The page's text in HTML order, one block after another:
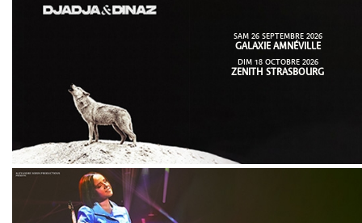
SAM 26 SEPTEMBRE 2026
GALAXIE AMNÉVILLE
DIM 18 OCTOBRE 2026
ZENITH STRASBOURG